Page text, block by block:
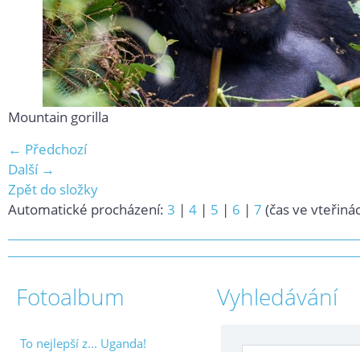
Mountain gorilla
← Předchozí
Další →
Zpět do složky
Automatické procházení: 3 | 4 | 5 | 6 | 7 (čas ve
Fotoalbum
To nejlepší z... Uganda!
Vyhledávání